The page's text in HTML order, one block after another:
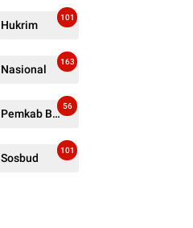
Hukrim
101
Nasional
163
Pemkab Barut
56
Sosbud
101